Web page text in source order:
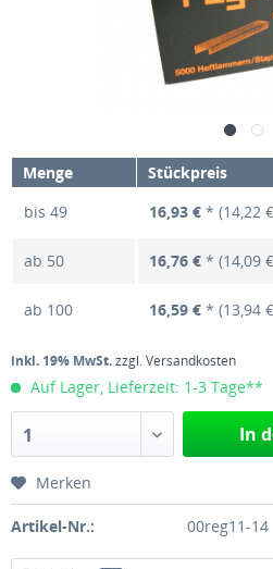
Menge
Stückpreis
bis 49 16,93 € * (14,22
ab 50 16,76 € * (14,09
ab 100 16,59 € * (13,94
inkl. 19% MwSt.zzgl. Versandkosten
Auf Lager, Lieferzeit: 1-3 Tage**
1 In
Merken
Artikel-Nr.: 00reg11-14